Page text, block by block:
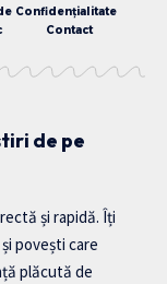
Confidențialitate
Contact
de pe
și rapidă. Îți
povești care
plăcută de